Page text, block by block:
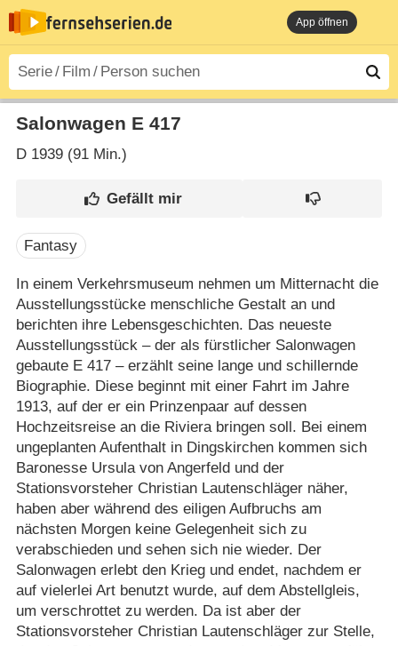
App öffnen
Salonwagen E 417
D1939 (91 Min.)
Fantasy
In einem Verkehrsmuseum nehmen um Mitternacht die
Ausstellungsstücke menschliche Gestalt an und
berichten ihre Lebensgeschichten. Das neueste
Ausstellungsstück – der als fürstlicher Salonwagen
gebaute E 417 – erzählt seine lange und schillernde
Biographie. Diese beginnt mit einer Fahrt im Jahre
1913, auf der er ein Prinzenpaar auf dessen
Hochzeitsreise an die Riviera bringen soll. Bei einem
ungeplanten Aufenthalt in Dingskirchen kommen sich
Baronesse Ursula von Angerfeld und der
Stationsvorsteher Christian Lautenschläger näher,
haben aber während des eiligen Aufbruchs am
nächsten Morgen keine Gelegenheit sich zu
verabschieden und sehen sich nie wieder. Der
Salonwagen erlebt den Krieg und endet, nachdem er
auf vielerlei Art benutzt wurde, auf dem Abstellgleis,
um verschrottet zu werden. Da ist aber der
Stationsvorsteher Christian Lautenschläger zur Stelle,